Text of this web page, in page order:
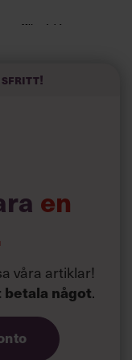
appen
en
våra artiklar!
betala något.